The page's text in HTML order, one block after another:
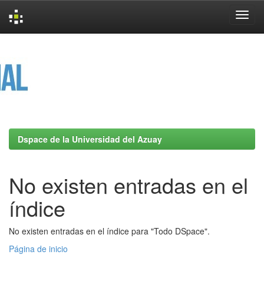
Dspace de la Universidad del Azuay
No existen entradas en el
índice
No existen entradas en el índice para "Todo DSpace".
Página de inicio